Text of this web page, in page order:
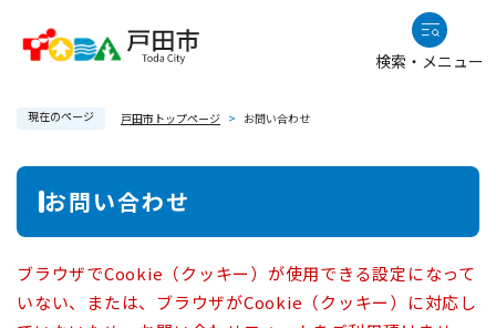
検索・メニュー
現在のページ 戸田市トップページ > お問い合わせ
本
お問い合わせ
ブラウザでCookie（クッキー）が使用できる設定になって
いない、または、ブラウザがCookie（クッキー）に対応し